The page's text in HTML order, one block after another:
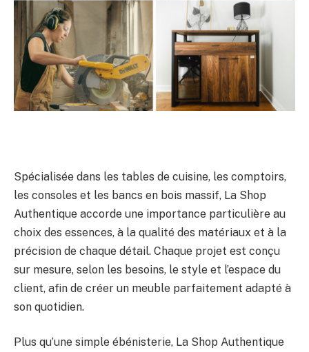
Spécialisée dans les tables de cuisine, les comptoirs,
les consoles et les bancs en bois massif, La Shop
Authentique accorde une importance particulière au
choix des essences, à la qualité des matériaux et à la
précision de chaque détail. Chaque projet est conçu
sur mesure, selon les besoins, le style et l’espace du
client, afin de créer un meuble parfaitement adapté à
son quotidien.
Plus qu’une simple ébénisterie, La Shop Authentique